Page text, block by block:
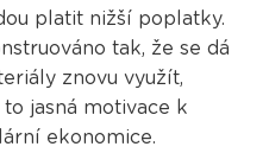
platit nižší poplatky.
tak, že se dá
znovu využít,
jasná motivace k
ekonomice.